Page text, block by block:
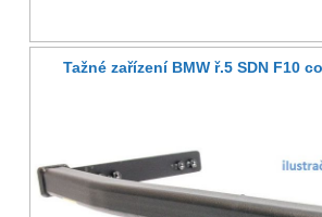
Tažné zařízení BMW ř.5 SDN F10